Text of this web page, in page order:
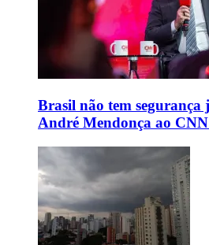
Brasil não tem
André Mendonça ao